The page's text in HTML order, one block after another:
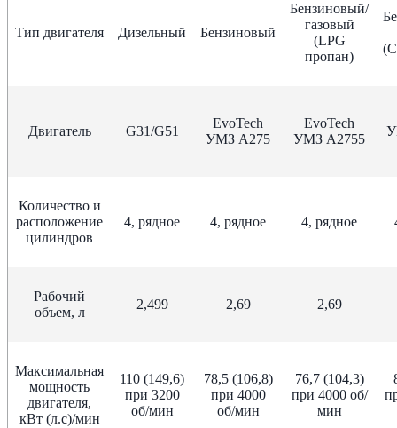
Тип двигателя Дизельный Бензиновый
Бензиновый/
газовый
(LPG
пропан)
Двигатель G31/G51
EvoTech
УМЗ А275
EvoTech
УМЗ А2755
Количество и
расположение
цилиндров
4, рядное 4, рядное 4, рядное
Рабочий
объем, л
2,499 2,69 2,69
Максимальная
мощность
двигателя,
кВт (л.с)/мин
110 (149,6)
при 3200
об/мин
78,5 (106,8)
при 4000
об/мин
76,7 (104,3)
при 4000 об/
мин